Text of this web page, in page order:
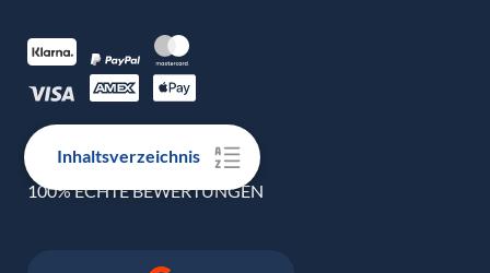
Inhaltsverzeichnis
100% ECHTE BEWERTUNGEN